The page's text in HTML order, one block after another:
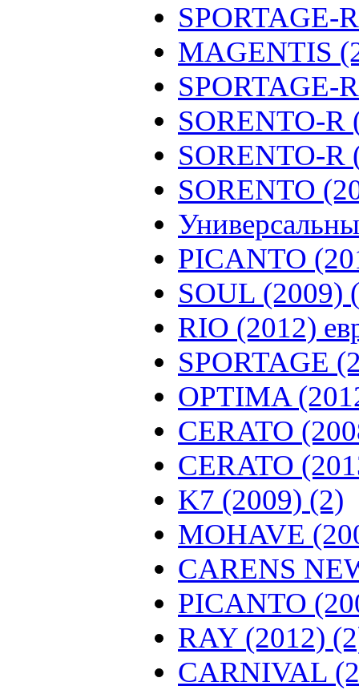
SPORTAGE-
MAGENTIS
SPORTAGE-
SORENTO-R
SORENTO-R
SORENTO
PICANTO
SOUL (2009)
RIO (2012)
SPORTAGE
OPTIMA
CERATO
CERATO
K7 (2009) (2)
MOHAVE
CARENS
PICANTO
RAY (2012)
CARNIVAL